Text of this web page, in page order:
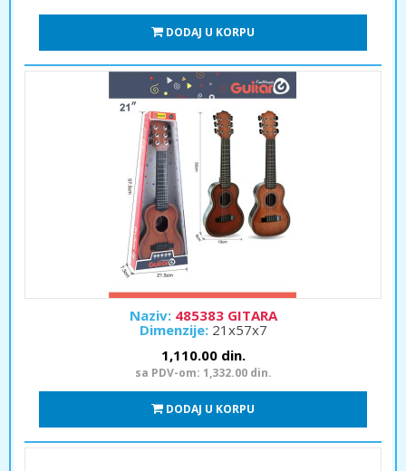
DODAJ U KORPU
Naziv: 485383 GITARA
Dimenzije: 21x57x7
1,110.00 din.
sa PDV-om: 1,332.00 din.
DODAJ U KORPU